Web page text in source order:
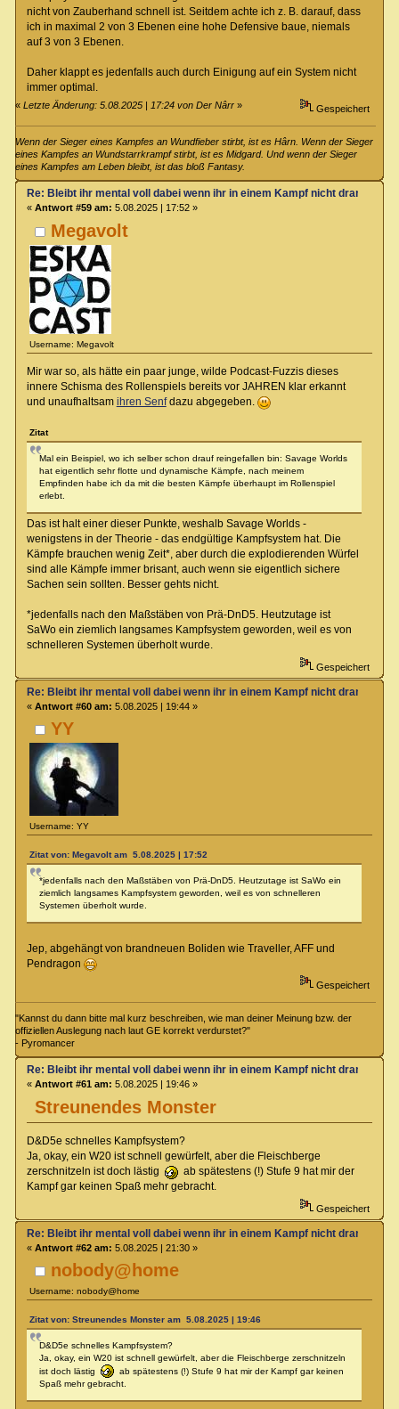
nicht von Zauberhand schnell ist. Seitdem achte ich z. B. darauf, dass
ich in maximal 2 von 3 Ebenen eine hohe Defensive baue, niemals
auf 3 von 3 Ebenen.
Daher klappt es jedenfalls auch durch Einigung auf ein System nicht
immer optimal.
«Letzte Änderung: 5.08.2025 | 17:24 von Der Nârr » Gespeichert
Wenn der Sieger eines Kampfes an Wundfieber stirbt, ist es Hârn. Wenn der Sieger
eines Kampfes an Wundstarrkrampf stirbt, ist es Midgard. Und wenn der Sieger
eines Kampfes am Leben bleibt, ist das bloß Fantasy.
Megavolt
Username: Megavolt
Re: Bleibt ihr mental voll dabei wenn ihr in einem Kampf nicht dran seit?
« Antwort #59 am: 5.08.2025 | 17:52 »
Mir war so, als hätte ein paar junge, wilde Podcast-Fuzzis dieses
innere Schisma des Rollenspiels bereits vor JAHREN klar erkannt
und unaufhaltsam ihren Senfdazu abgegeben.
Zitat
Mal ein Beispiel, wo ich selber schon drauf reingefallen bin: Savage Worlds
hat eigentlich sehr flotte und dynamische Kämpfe, nach meinem
Empfinden habe ich da mit die besten Kämpfe überhaupt im Rollenspiel
erlebt.
Das ist halt einer dieser Punkte, weshalb Savage Worlds -
wenigstens in der Theorie - das endgültige Kampfsystem hat. Die
Kämpfe brauchen wenig Zeit*, aber durch die explodierenden Würfel
sind alle Kämpfe immer brisant, auch wenn sie eigentlich sichere
Sachen sein sollten. Besser gehts nicht.
*jedenfalls nach den Maßstäben von Prä-DnD5. Heutzutage ist
SaWo ein ziemlich langsames Kampfsystem geworden, weil es von
schnelleren Systemen überholt wurde.
Gespeichert
YY
Username: YY
Re: Bleibt ihr mental voll dabei wenn ihr in einem Kampf nicht dran seit?
« Antwort #60 am: 5.08.2025 | 19:44 »
Zitat von: Megavolt am 5.08.2025 | 17:52
*jedenfalls nach den Maßstäben von Prä-DnD5. Heutzutage ist SaWo ein
ziemlich langsames Kampfsystem geworden, weil es von schnelleren
Systemen überholt wurde.
Jep, abgehängt von brandneuen Boliden wie Traveller, AFF und
Pendragon
Gespeichert
"Kannst du dann bitte mal kurz beschreiben, wie man deiner Meinung bzw. der
offiziellen Auslegung nach laut GE korrekt verdurstet?"
- Pyromancer
Streunendes Monster
Re: Bleibt ihr mental voll dabei wenn ihr in einem Kampf nicht dran seit?
« Antwort #61 am: 5.08.2025 | 19:46 »
D&D5e schnelles Kampfsystem?
Ja, okay, ein W20 ist schnell gewürfelt, aber die Fleischberge
zerschnitzeln ist doch lästig
ab spätestens (!) Stufe 9 hat mir der
Kampf gar keinen Spaß mehr gebracht.
Gespeichert
nobody@home
Username: nobody@home
Re: Bleibt ihr mental voll dabei wenn ihr in einem Kampf nicht dran seit?
« Antwort #62 am: 5.08.2025 | 21:30 »
Zitat von: Streunendes Monster am 5.08.2025 | 19:46
D&D5e schnelles Kampfsystem?
Ja, okay, ein W20 ist schnell gewürfelt, aber die Fleischberge zerschnitzeln
ist doch lästig
ab spätestens (!) Stufe 9 hat mir der Kampf gar keinen
Spaß mehr gebracht.